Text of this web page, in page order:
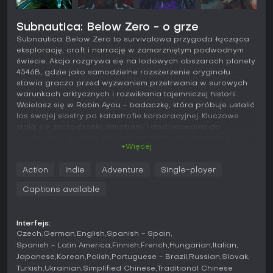
Subnautica: Below Zero - o grze
Subnautica: Below Zero to survivalowa przygoda łącząca
eksplorację, craft i narrację w zamarzniętym podwodnym
świecie. Akcja rozgrywa się na lodowych obszarach planety
4546B, gdzie jako samodzielne rozszerzenie oryginału
stawia gracza przed wyzwaniem przetrwania w surowych
warunkach arktycznych i rozwikłania tajemniczej historii.
Wcielasz się w Robin Ayou - badaczkę, która próbuje ustalić
los swojej siostry po katastrofie korporacyjnej. Kluczowe
stają się zarządzanie zasobami i dostosowanie do
Rozgrywka
Podstawą rozgrywki jest pozyskiwanie surowców, tworzenie
ekwipunkiem i musisz zbierać materiały takie jak tytan czy
miedź, by wytwarzać skanery, habitaty i pojazdy.
zagrożenie na powierzchni. Budujesz modułowe bazy
+Więcej
Action Indie Adventure Single-player
Captions available
Interfejs:
Czech German English Spanish - Spain
Spanish - Latin America Finnish French Hungarian Italian
Japanese Korean Polish Portuguese - Brazil Russian Slovak
Turkish Ukrainian Simplified Chinese Traditional Chinese